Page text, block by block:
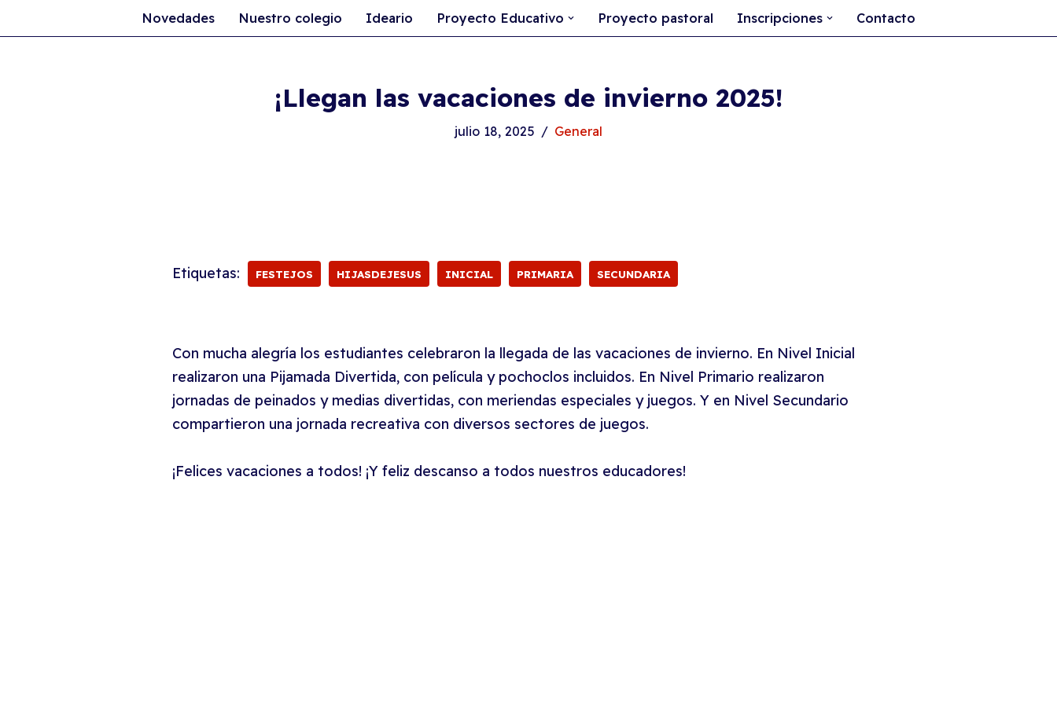
Novedades Nuestro colegio Ideario Proyecto Educativo Proyecto pastoral Inscripciones Contacto
¡Llegan las vacaciones de invierno 2025!
julio 18, 2025 General
Etiquetas: FESTEJOS HIJASDEJESUS INICIAL PRIMARIA SECUNDARIA
Con mucha alegría los estudiantes celebraron la llegada de las vacaciones de invierno. En Nivel Inicial
realizaron una Pijamada Divertida, con película y pochoclos incluidos. En Nivel Primario realizaron
jornadas de peinados y medias divertidas, con meriendas especiales y juegos. Y en Nivel Secundario
compartieron una jornada recreativa con diversos sectores de juegos.
¡Felices vacaciones a todos! ¡Y feliz descanso a todos nuestros educadores!